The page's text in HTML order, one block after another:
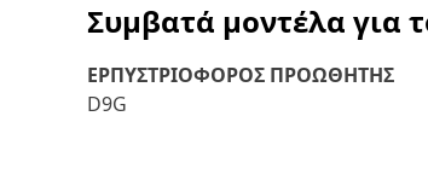
Συμβατά μοντέλα για
ΕΡΠΥΣΤΡΙΟΦΟΡΟΣ ΠΡΟΩΘΗΤΗΣ
D9G